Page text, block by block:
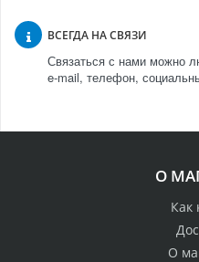
ВСЕГДА НА СВЯЗИ
Связаться с нами можно
e-mail, телефон,
О
Как
О